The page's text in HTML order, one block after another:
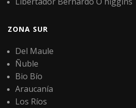
ZONA SUR
Del Maule
Ñuble
Bio Bío
Araucanía
Los Ríos